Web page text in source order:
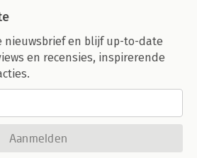
nieuwsbrief en blijf up-to-date
en recensies, inspirerende
Aanmelden